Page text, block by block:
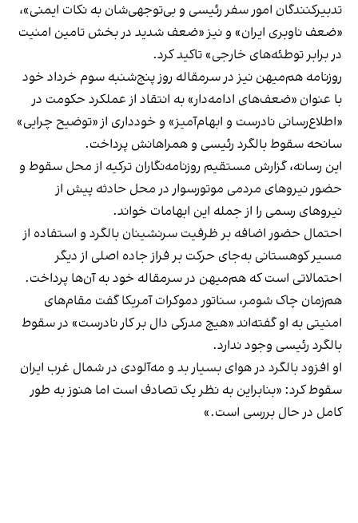
تدبیرکنندگان امور سفر رئیسی و بی‌توجهی‌شان به نکات ایمنی»،
«ضعف ناوبری ایران» و نیز «ضعف شدید در بخش تامین امنیت
در برابر توطئه‌های خارجی» تاکید کرد.
روزنامه هم‌میهن نیز در سرمقاله روز پنج‌شنبه سوم خرداد خود
با عنوان «ضعف‌های ادامه‌دار» به انتقاد از عملکرد حکومت در
«اطلاع‌رسانی نادرست و ابهام‌آمیز» و خودداری از «توضیح چرایی»
سانحه سقوط بالگرد رئیسی و همراهانش پرداخت.
این رسانه، گزارش مستقیم روزنامه‌نگاران ترکیه از محل سقوط و
حضور نیروهای مردمی موتورسوار در محل حادثه پیش از
نیروهای رسمی را از جمله این ابهامات خواند.
احتمال حضور اضافه بر ظرفیت سرنشینان بالگرد و استفاده از
مسیر کوهستانی به‌جای حرکت بر فراز جاده اصلی از دیگر
احتمالاتی است که هم‌میهن در سرمقاله خود به آن‌ها پرداخت.
هم‌زمان چاک شومر، سناتور دموکرات آمریکا گفت مقام‌های
امنیتی به او گفته‌اند «هیچ مدرکی دال بر کار نادرست» در سقوط
بالگرد رئیسی وجود ندارد.
او افزود بالگرد در هوای بسیار بد و مه‌آلودی در شمال غرب ایران
سقوط کرد: «بنابراین به نظر یک تصادف است اما هنوز به طور
کامل در حال بررسی است.»